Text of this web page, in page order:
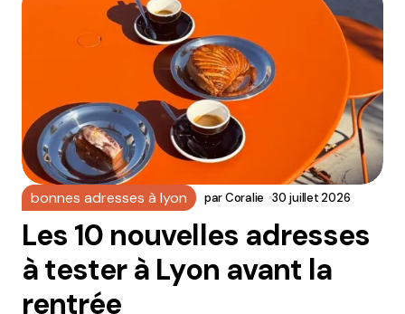
bonnes adresses à lyon parCoralie 30 juillet 2026
Les 10 nouvelles adresses
à tester à Lyon avant la
rentrée